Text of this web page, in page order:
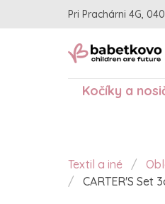
Pri Prachárni 4G, 040
Kočíky a
Textil a iné
CARTER'S